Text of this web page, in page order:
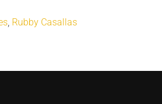
, Rubby Casallas